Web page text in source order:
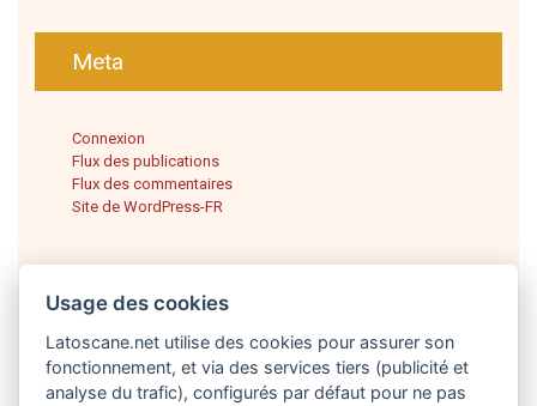
Meta
Connexion
Flux des publications
Flux des commentaires
Site de WordPress-FR
Usage des cookies
Latoscane.net utilise des cookies pour assurer son
fonctionnement, et via des services tiers (publicité et
analyse du trafic), configurés par défaut pour ne pas